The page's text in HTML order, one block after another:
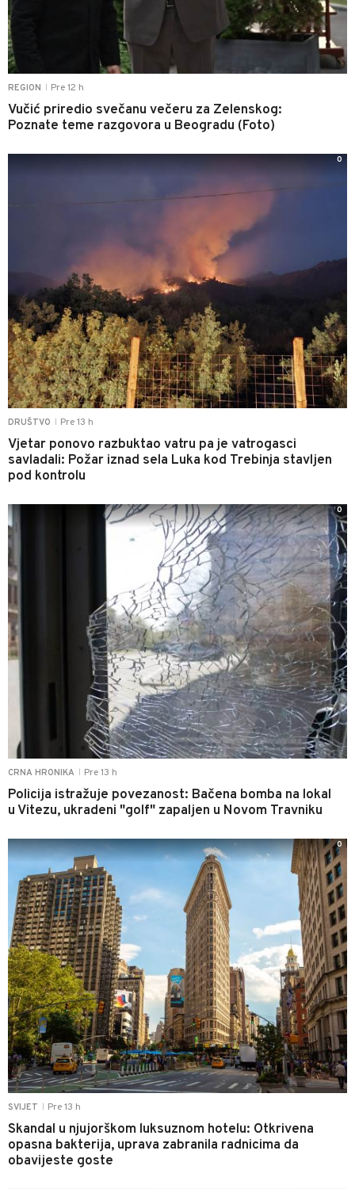
REGION Pre 12 h
Vučić priredio svečanu večeru za Zelenskog:
Poznate teme razgovora u Beogradu (Foto)
DRUŠTVO Pre 13 h
Vjetar ponovo razbuktao vatru pa je vatrogasci
savladali: Požar iznad sela Luka kod Trebinja stavljen
pod kontrolu
0
CRNA HRONIKA Pre 13 h
Policija istražuje povezanost: Bačena bomba na lokal
u Vitezu, ukradeni "golf" zapaljen u Novom Travniku
0
SVIJET Pre 13 h
Skandal u njujorškom luksuznom hotelu: Otkrivena
opasna bakterija, uprava zabranila radnicima da
obavijeste goste
0